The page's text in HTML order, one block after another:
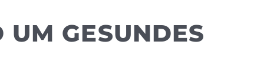
GESUNDES